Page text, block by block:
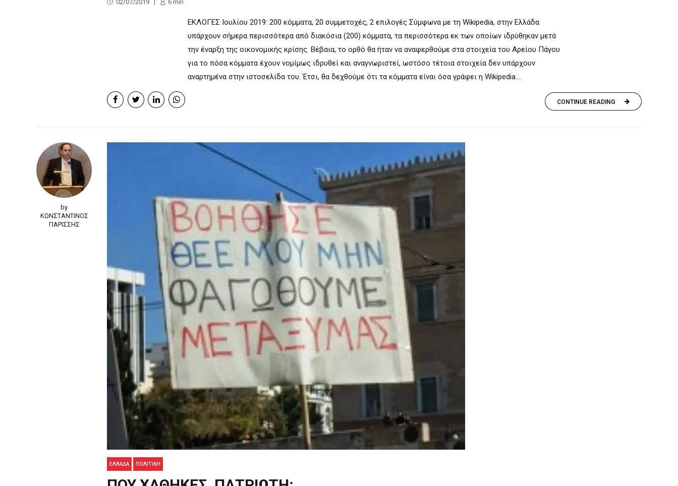
02/07/2019 6min
ΕΚΛΟΓΕΣ Ιουλίου 2019: 200 κόμματα, 20 συμμετοχές, 2 επιλογές Σύμφωνα με τη Wikipedia, στην Ελλάδα
υπάρχουν σήμερα περισσότερα από διακόσια (200) κόμματα, τα περισσότερα εκ των οποίων ιδρύθηκαν μετά
την έναρξη της οικονομικής κρίσης. Βέβαια, το ορθό θα ήταν να αναφερθούμε στα στοιχεία του Αρείου Πάγου
για το πόσα κόμματα έχουν νομίμως ιδρυθεί και αναγνωριστεί, ωστόσο τέτοια στοιχεία δεν υπάρχουν
αναρτημένα στην ιστοσελίδα του. Έτσι, θα δεχθούμε ότι τα κόμματα είναι όσα γράφει η Wikipedia....
CONTINUE READING
by
ΚΩΝΣΤΑΝΤΙΝΟΣ
ΠΑΡΙΣΣΗΣ
ΕΛΛΑΔΑ ΠΟΛΙΤΙΚΉ